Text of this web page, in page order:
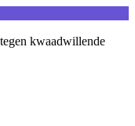
kwaadwillende